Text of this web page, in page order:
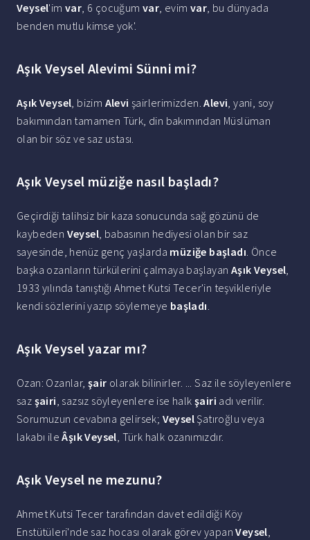
Veysel'imvar, 6 çocuğumvar, evimvar, bu dünyada
benden mutlu kimse yok'.
Aşık Veysel Alevimi Sünni mi?
Aşık Veysel, bizim Alevi şairlerimizden.Alevi, yani, soy
bakımından tamamen Türk, din bakımından Müslüman
olan bir söz ve saz ustası.
Aşık Veysel müziğe nasıl başladı?
Geçirdiği talihsiz bir kaza sonucunda sağ gözünü de
kaybeden Veysel, babasının hediyesi olan bir saz
sayesinde, henüz genç yaşlarda müziğe başladı. Önce
başka ozanların türkülerini çalmaya başlayan Aşık Veysel,
1933 yılında tanıştığı Ahmet Kutsi Tecer'in teşvikleriyle
kendi sözlerini yazıp söylemeye başladı.
Aşık Veysel yazar mı?
Ozan: Ozanlar, şair olarak bilinirler. ... Saz ile söyleyenlere
saz şairi, sazsız söyleyenlere ise halkşairi adı verilir.
Sorumuzun cevabına gelirsek; Veysel Şatıroğlu veya
lakabı ileÂşık Veysel, Türk halk ozanımızdır.
Aşık Veysel ne mezunu?
Ahmet Kutsi Tecer tarafından davet edildiği Köy
Enstütüleri'nde saz hocası olarak görev yapanVeysel,